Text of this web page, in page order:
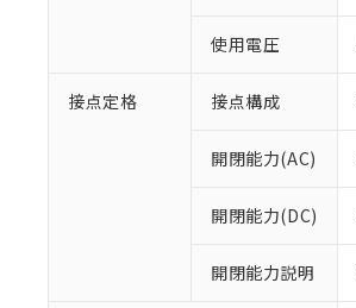
使用電圧
接点定格 接点構成
開閉能力(AC)
開閉能力(DC)
開閉能力説明